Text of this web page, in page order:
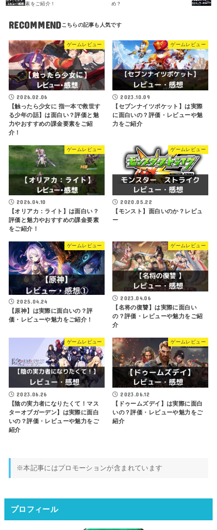
素をご紹介！
め？
RECOMMEND
ゲームレビュー
2026.02.06
【触ったら少女に 指一本で救世す
る少年の話】は面白い？評価と魅
力やおすすめの課金要素をご紹
介！
ゲームレビュー
2023.10.09
【セブンナイツポケット】は実際
に面白いの？評価・レビューや魅
力をご紹介
ゲームレビュー
2026.04.10
【オリアカ：ライト】は面白い？
評価と魅力やおすすめの課金要素
をご紹介！
ゲームレビュー
2020.05.22
【モンスト】面白いのか？レビュ
ー
ゲームレビュー
2025.04.24
【原神】は実際に面白いの？評
価・レビューや魅力をご紹介！
ゲームレビュー
2023.04.06
【名将の復讐】は実際に面白い
の？評価・レビューや魅力をご紹
介
ゲームレビュー
2023.06.26
【陰の実力者になりたくて！マス
ターオブガーデン】は実際に面白
いの？評価・レビューや魅力をご
紹介
ゲームレビュー
2023.06.12
【ドゥームズデイ】は実際に面白
いの？評価・レビューや魅力をご
紹介
※本記事にはプロモーションが含まれています
プロフィール